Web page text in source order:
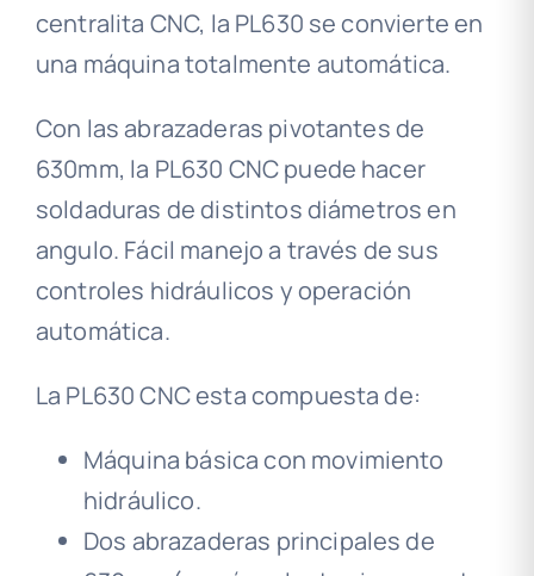
centralita CNC, la PL630 se convierte en
una máquina totalmente automática.
Con las abrazaderas pivotantes de
630mm, la PL630 CNC puede hacer
soldaduras de distintos diámetros en
angulo. Fácil manejo a través de sus
controles hidráulicos y operación
automática.
La PL630 CNC esta compuesta de:
Máquina básica con movimiento
hidráulico.
Dos abrazaderas principales de